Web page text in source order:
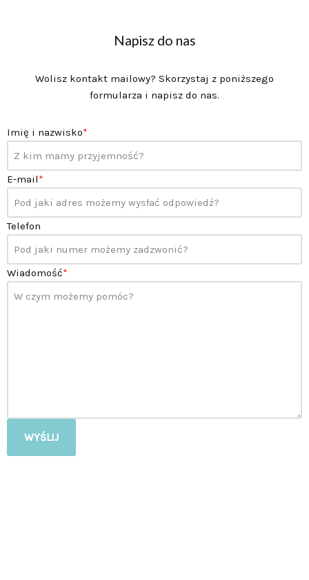
Napisz do nas
Wolisz kontakt mailowy? Skorzystaj z poniższego
formularza i napisz do nas.
Imię i nazwisko*
E-mail*
Telefon
Wiadomość*
WYŚLIJ